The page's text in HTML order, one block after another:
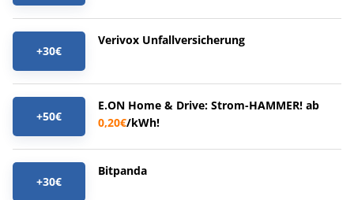
+30€
Verivox Unfallversicherung
+50€
E.ON Home & Drive: Strom-HAMMER! ab
0,20€/kWh!
+30€
Bitpanda